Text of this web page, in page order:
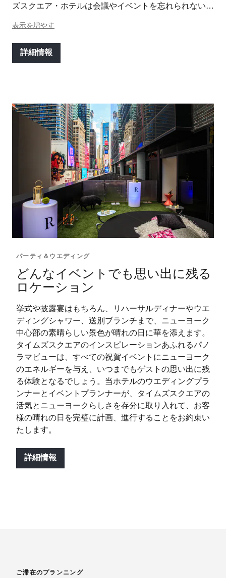
ズスクエア・ホテルは会議やイベントを忘れられない体
表示を増やす
詳細情報
パーティ＆ウエディング
どんなイベントでも思い出に残る
ロケーション
挙式や披露宴はもちろん、リハーサルディナーやウエ
ディングシャワー、送別ブランチまで、ニューヨーク
中心部の素晴らしい景色が晴れの日に華を添えます。
タイムズスクエアのインスピレーションあふれるパノ
ラマビューは、すべての祝賀イベントにニューヨーク
のエネルギーを与え、いつまでもゲストの思い出に残
る体験となるでしょう。当ホテルのウエディングプラ
ンナーとイベントプランナーが、タイムズスクエアの
活気とニューヨークらしさを存分に取り入れて、お客
様の晴れの日を完璧に計画、進行することをお約束い
たします。
詳細情報
ご滞在のプランニング